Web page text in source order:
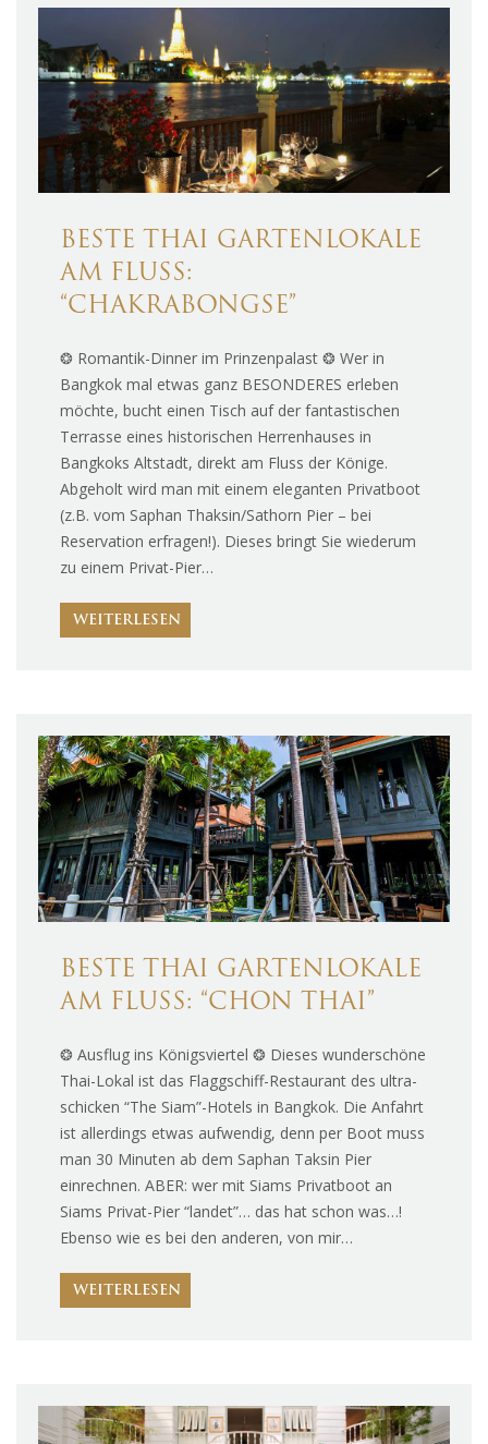
BESTE THAI GARTENLOKALE
AM FLUSS:
“CHAKRABONGSE”
❂ Romantik-Dinner im Prinzenpalast ❂ Wer in
Bangkok mal etwas ganz BESONDERES erleben
möchte, bucht einen Tisch auf der fantastischen
Terrasse eines historischen Herrenhauses in
Bangkoks Altstadt, direkt am Fluss der Könige.
Abgeholt wird man mit einem eleganten Privatboot
(z.B. vom Saphan Thaksin/Sathorn Pier – bei
Reservation erfragen!). Dieses bringt Sie wiederum
zu einem Privat-Pier…
WEITERLESEN
BESTE THAI GARTENLOKALE
AM FLUSS: “CHON THAI”
❂ Ausflug ins Königsviertel ❂ Dieses wunderschöne
Thai-Lokal ist das Flaggschiff-Restaurant des ultra-
schicken “The Siam”-Hotels in Bangkok. Die Anfahrt
ist allerdings etwas aufwendig, denn per Boot muss
man 30 Minuten ab dem Saphan Taksin Pier
einrechnen. ABER: wer mit Siams Privatboot an
Siams Privat-Pier “landet”… das hat schon was…!
Ebenso wie es bei den anderen, von mir…
WEITERLESEN